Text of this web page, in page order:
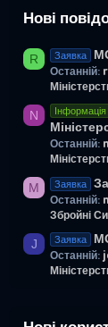
Нові
R Заявка
Останній:
N Інформація
Останній:
M Заявка
Останній:
Збройні
J Заявка
Останній: